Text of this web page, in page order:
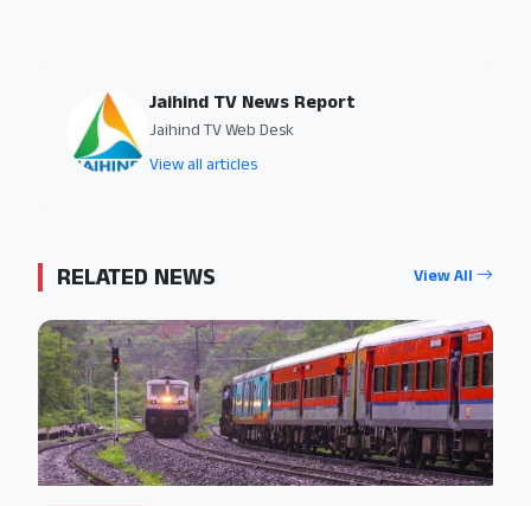
Jaihind TV News Report
Jaihind TV Web Desk
View all articles
RELATED NEWS View All